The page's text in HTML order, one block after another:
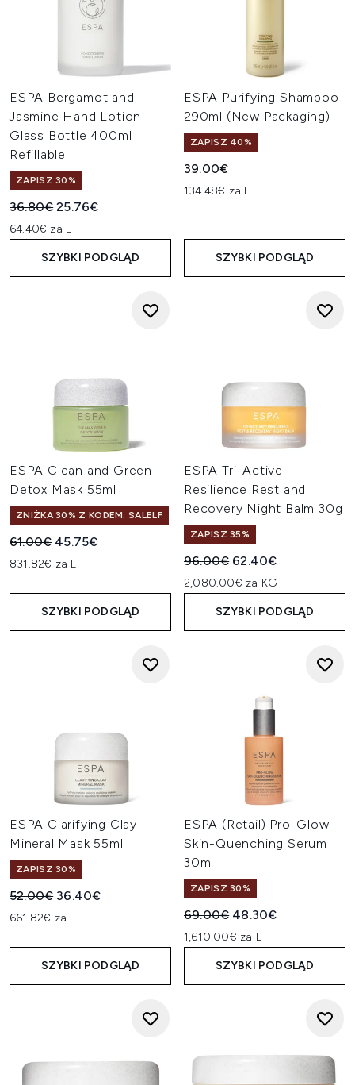
ESPA Bergamot and
Jasmine Hand Lotion
Glass Bottle 400ml
Refillable
ZAPISZ 30%
Sugerowana cena detaliczna:
36.80€Aktualna cena:
25.76€
64.40€ za L
SZYBKI PODGLĄD
ESPA Purifying Shampoo
290ml (New Packaging)
ZAPISZ 40%
39.00€
134.48€ za L
SZYBKI PODGLĄD
ESPA Clean and Green
Detox Mask 55ml
ZNIŻKA 30% Z KODEM: SALELF
Sugerowana cena detaliczna:
61.00€ Aktualna cena:
45.75€
831.82€ za L
SZYBKI PODGLĄD
ESPA Tri-Active
Resilience Rest and
Recovery Night Balm 30g
ZAPISZ 35%
Sugerowana cena
96.00€ Aktualna cena:
62.40€
2,080.00€ za KG
SZYBKI PODGLĄD
ESPA Clarifying Clay
Mineral Mask 55ml
ZAPISZ 30%
Sugerowana cena detaliczna:
52.00€ Aktualna cena:
36.40€
661.82€ za L
SZYBKI PODGLĄD
ESPA (Retail) Pro-Glow
Skin-Quenching Serum
30ml
ZAPISZ 30%
Sugerowana cena
69.00€ Aktualna cena:
48.30€
1,610.00€ za L
SZYBKI PODGLĄD